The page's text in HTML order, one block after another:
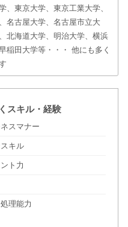
、東京大学、東京工業大学、
名古屋大学、名古屋市立大
北海道大学、明治大学、横浜
稲田大学等・・・ 他にも多く
スキル・経験
スマナー
キル
ト力
理能力